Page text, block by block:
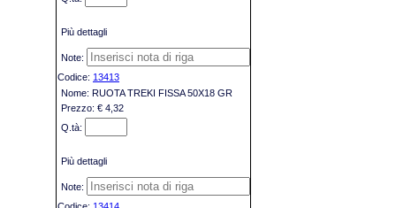
Più dettagli
13413
RUOTA TREKI FISSA 50X18 GR
€ 4,32
Più dettagli